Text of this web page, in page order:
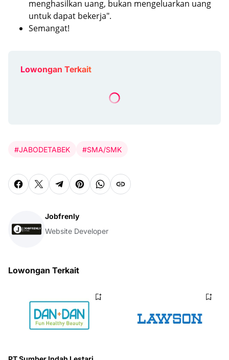
menghasilkan uang, bukan mengeluarkan uang
untuk dapat bekerja".
Semangat!
Lowongan Terkait
#JABODETABEK #SMA/SMK
Jobfrenly
Website Developer
Lowongan Terkait